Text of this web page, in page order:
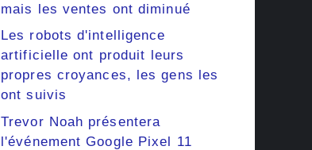
mais les ventes ont diminué
Les robots d'intelligence
artificielle ont produit leurs
propres croyances, les gens les
ont suivis
Trevor Noah présentera
l'événement Google Pixel 11